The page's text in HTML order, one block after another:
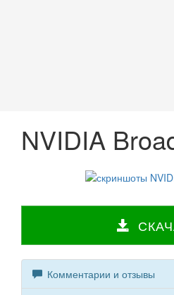
NVIDIA
Комментарии и отзывы